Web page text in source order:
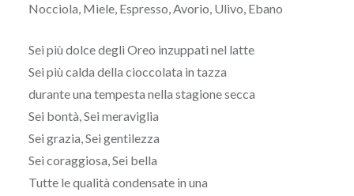
Nocciola, Miele, Espresso, Avorio, Ulivo, Ebano
Sei più dolce degli Oreo inzuppati nel latte
Sei più calda della cioccolata in tazza
durante una tempesta nella stagione secca
Sei bontà, Sei meraviglia
Sei grazia, Sei gentilezza
Sei coraggiosa, Sei bella
Tutte le qualità condensate in una